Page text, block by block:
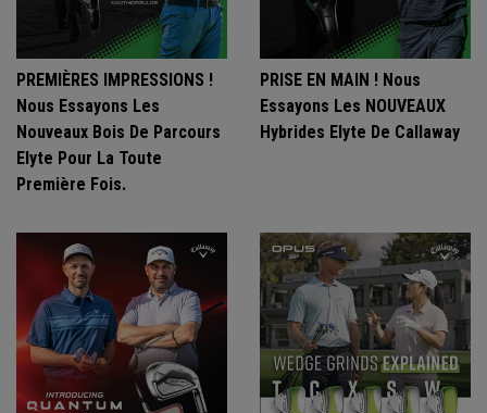
PREMIÈRES IMPRESSIONS !
Nous Essayons Les
Nouveaux Bois De Parcours
Elyte Pour La Toute
Première Fois.
PRISE EN MAIN ! Nous
Essayons Les NOUVEAUX
Hybrides Elyte De Callaway